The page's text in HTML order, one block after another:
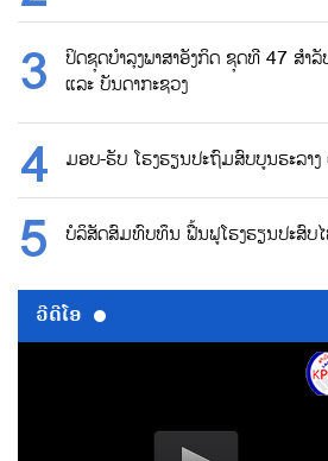
ປິດຊຸດບຳລຸງພາສາອັງກິດ ຊຸດທີ 47 ສຳ
ແລະ ບັນດາກະຊວງ
ມອບ-ຮັບ ໂຮງຮຽນປະຖົມສົບບູນຮະລາງ
ບໍລິສັດສົມທົບທຶນ ຟື້ນຟູໂຮງຮຽນປະສົບ
ວີດີໂອ